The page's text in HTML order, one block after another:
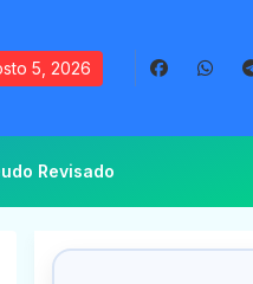
5, 2026
Revisado